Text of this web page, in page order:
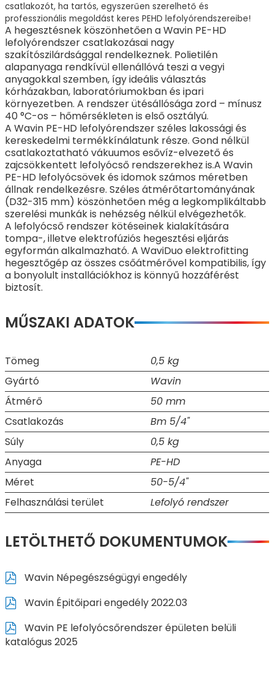
csatlakozót, ha tartós, egyszerűen szerelhető és
professzionális megoldást keres PEHD lefolyórendszereibe!
A hegesztésnek köszönhetően a Wavin PE-HD
lefolyórendszer csatlakozásai nagy
szakítószilárdsággal rendelkeznek. Polietilén
alapanyaga rendkívül ellenállóvá teszi a vegyi
anyagokkal szemben, így ideális választás
kórházakban, laboratóriumokban és ipari
környezetben. A rendszer ütésállósága zord – mínusz
40 °C-os – hőmérsékleten is első osztályú.
A Wavin PE-HD lefolyórendszer széles lakossági és
kereskedelmi termékkínálatunk része. Gond nélkül
csatlakoztatható vákuumos esővíz-elvezető és
zajcsökkentett lefolyócső rendszerekhez is.A Wavin
PE-HD lefolyócsövek és idomok számos méretben
állnak rendelkezésre. Széles átmérőtartományának
(D32-315 mm) köszönhetően még a legkomplikáltabb
szerelési munkák is nehézség nélkül elvégezhetők.
A lefolyócső rendszer kötéseinek kialakítására
tompa-, illetve elektrofúziós hegesztési eljárás
egyformán alkalmazható. A WaviDuo elektrofitting
hegesztőgép az összes csőátmérővel kompatibilis, így
a bonyolult installációkhoz is könnyű hozzáférést
biztosít.
MŰSZAKI ADATOK
Tömeg
0,5 kg
Gyártó
Wavin
Átmérő
50 mm
Csatlakozás
Bm 5/4"
Súly
0,5 kg
Anyaga
PE-HD
Méret
50-5/4"
Felhasználási terület
Lefolyó rendszer
LETÖLTHETŐ DOKUMENTUMOK
Wavin Népegészségügyi engedély
Wavin Épitőipari engedély 2022.03
Wavin PE lefolyócsőrendszer épületen belüli
katalógus 2025